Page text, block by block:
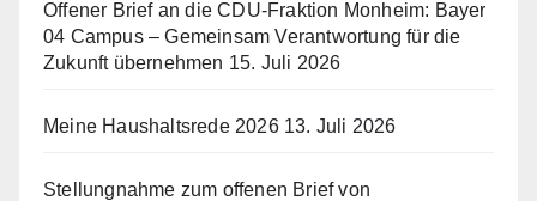
Offener Brief an die CDU-Fraktion Monheim: Bayer
04 Campus – Gemeinsam Verantwortung für die
Zukunft übernehmen 15. Juli 2026
Meine Haushaltsrede 2026 13. Juli 2026
Stellungnahme zum offenen Brief von